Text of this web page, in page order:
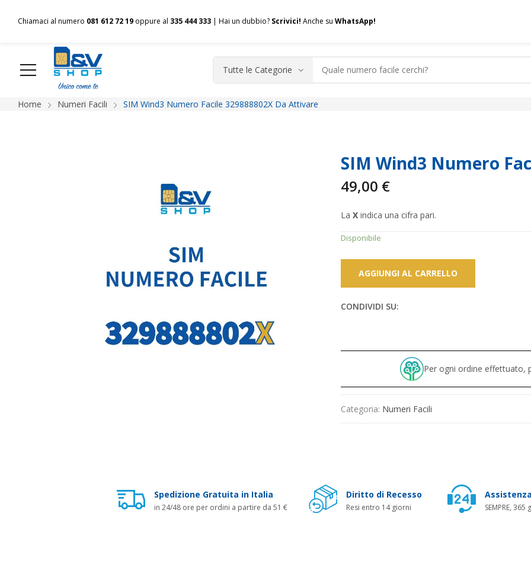
Chiamaci al numero 081 612 72 19 oppure al 335 444 333 | Hai un dubbio? Scrivici! Anche su WhatsApp!
HOME Chi siamo Shop Spedizioni Pagamenti F.A.Q. Contatti
Home Numeri Facili SIM Wind3 Numero Facile 329888802X Da Attivare
SIM Wind3 Numero
49,00 €
La X indica una cifra pari.
Disponibile
AGGIUNGI AL CARRELLO
CONDIVIDI SU:
Per ogni ordine effettuato,
Categoria: Numeri Facili
Spedizione Gratuita in Italia
in 24/48 ore per ordini a partire da 51 €
Diritto di Recesso
Resi entro 14 giorni SEMPRE, 365